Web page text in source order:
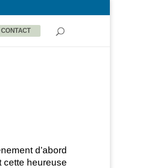
CONTACT
d’abord
cette heureuse